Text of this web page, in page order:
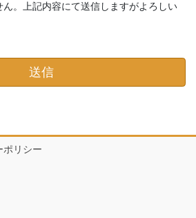
。上記内容にて送信しますがよろしい
ポリシー